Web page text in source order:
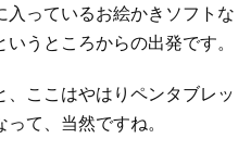
っているお絵かきソフトな
うところからの出発です。
、ここはやはりペンタブレッ
て、当然ですね。